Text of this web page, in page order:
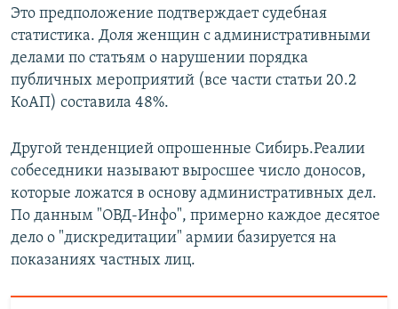
Это предположение подтверждает судебная
статистика. Доля женщин с административными
делами по статьям о нарушении порядка
публичных мероприятий (все части статьи 20.2
КоАП) составила 48%.
Другой тенденцией опрошенные Сибирь.Реалии
собеседники называют выросшее число доносов,
которые ложатся в основу административных дел.
По данным "ОВД-Инфо", примерно каждое десятое
дело о "дискредитации" армии базируется на
показаниях частных лиц.